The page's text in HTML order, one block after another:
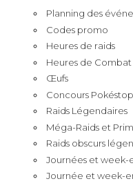
Planning des
Codes promo
Heures de raids
Heures de Combat
Œufs
Concours
Raids Légendaires
Méga-Raids et
Raids obscurs
Journées et week-
Journée et week-